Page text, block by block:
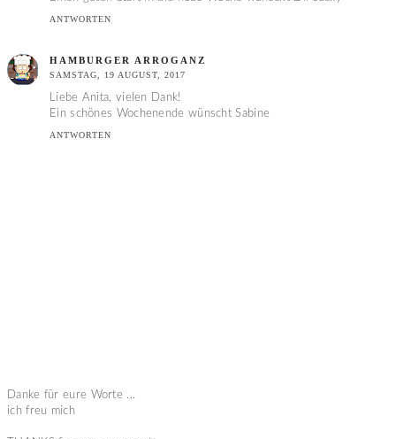
ANTWORTEN
HAMBURGER ARROGANZ
SAMSTAG, 19 AUGUST, 2017
Liebe Anita, vielen Dank!
Ein schönes Wochenende wünscht Sabine
ANTWORTEN
Danke für eure Worte ...
ich freu mich